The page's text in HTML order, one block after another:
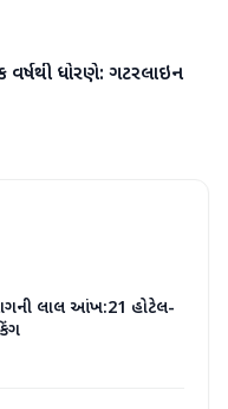
વર્ષથી ધોરણે: ગટરલાઇન
લાલ આંખ:21 હોટેલ-